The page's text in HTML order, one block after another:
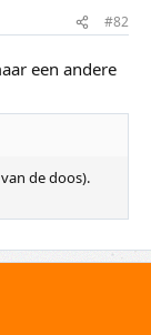
#82
een andere
de doos).